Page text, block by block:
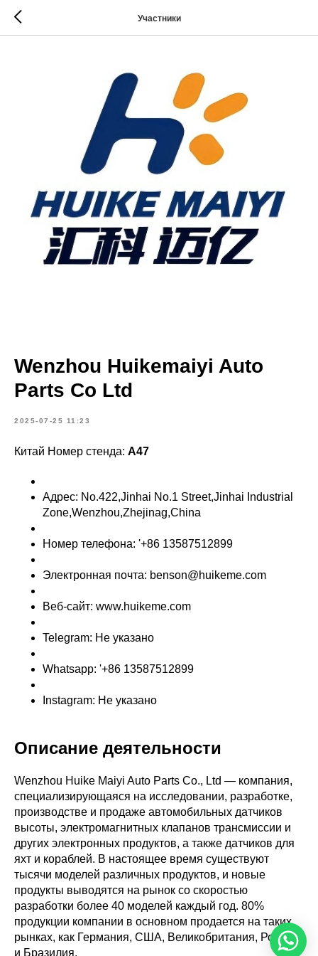
Участники
Wenzhou Huikemaiyi Auto
Parts Co Ltd
2025-07-25 11:23
Китай Номер стенда: A47
Адрес: No.422,Jinhai No.1 Street,Jinhai Industrial
Zone,Wenzhou,Zhejinag,China
Номер телефона: '+86 13587512899
Электронная почта: benson@huikeme.com
Веб-сайт: www.huikeme.com
Telegram: Не указано
Whatsapp: '+86 13587512899
Instagram: Не указано
Описание деятельности
Wenzhou Huike Maiyi Auto Parts Co., Ltd — компания,
специализирующаяся на исследовании, разработке,
производстве и продаже автомобильных датчиков
высоты, электромагнитных клапанов трансмиссии и
других электронных продуктов, а также датчиков для
яхт и кораблей. В настоящее время существуют
тысячи моделей различных продуктов, и новые
продукты выводятся на рынок со скоростью
разработки более 40 моделей каждый год. 80%
продукции компании в основном продается на таких
рынках, как Германия, США, Великобритания, Россия
и Бразилия.